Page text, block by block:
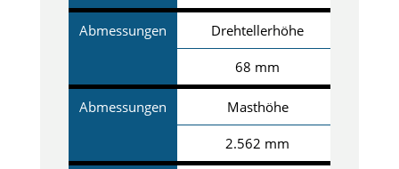
Abmessungen Drehtellerhöhe
68 mm
Abmessungen Masthöhe
2.562 mm